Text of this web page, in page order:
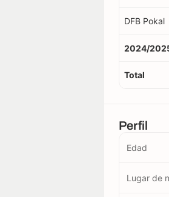
DFB Pokal
2024/
Total
Perfil
Edad
Lugar de